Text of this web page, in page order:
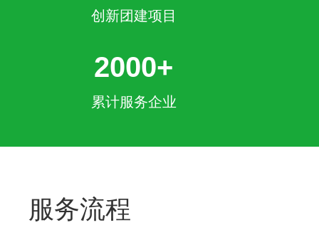
创新团建项目
2000+
累计服务企业
服务流程